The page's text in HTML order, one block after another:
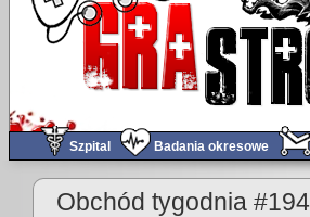
Szpital Badania okresowe
Obchód tygodnia #194